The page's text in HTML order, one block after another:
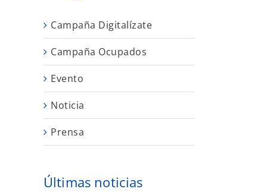
Campaña Digitalízate
Campaña Ocupados
Evento
Noticia
Prensa
Últimas noticias